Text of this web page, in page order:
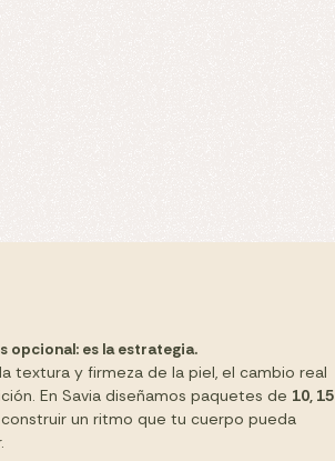
opcional: es la estrategia.
textura y firmeza de la piel, el cambio real
En Savia diseñamos paquetes de 10, 15
un ritmo que tu cuerpo pueda